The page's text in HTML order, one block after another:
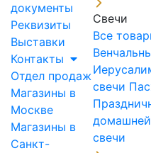
документы
Реквизиты
Выставки
Контакты
Отдел продаж
Магазины в
Москве
Магазины в
Санкт-
Свечи
Все
свечи
свечи